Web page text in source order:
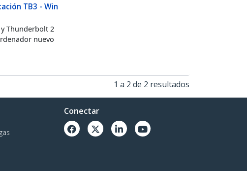
TB3 - Win
Thunderbolt 2
nuevo
1 a 2 de 2 resultados
Conectar